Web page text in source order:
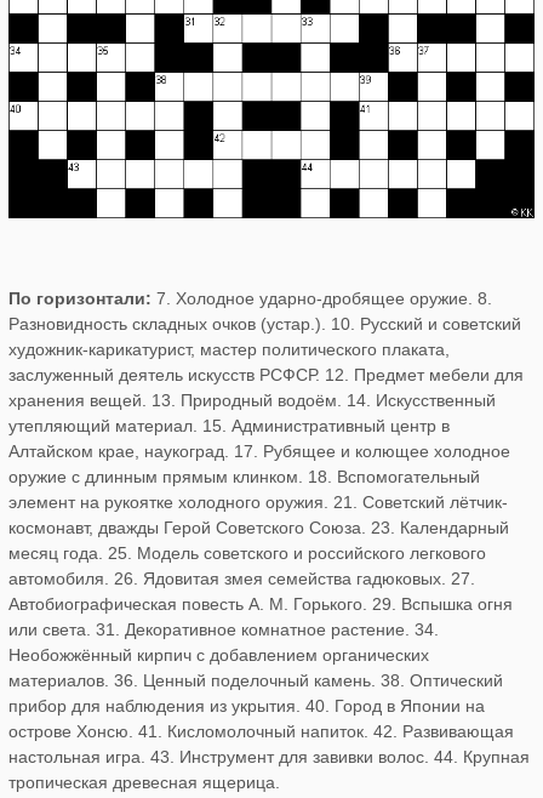
По горизонтали: 7. Холодное ударно-дробящее оружие. 8.
Разновидность складных очков (устар.). 10. Русский и советский
художник-карикатурист, мастер политического плаката,
заслуженный деятель искусств РСФСР. 12. Предмет мебели для
хранения вещей. 13. Природный водоём. 14. Искусственный
утепляющий материал. 15. Административный центр в
Алтайском крае, наукоград. 17. Рубящее и колющее холодное
оружие с длинным прямым клинком. 18. Вспомогательный
элемент на рукоятке холодного оружия. 21. Советский лётчик-
космонавт, дважды Герой Советского Союза. 23. Календарный
месяц года. 25. Модель советского и российского легкового
автомобиля. 26. Ядовитая змея семейства гадюковых. 27.
Автобиографическая повесть А. М. Горького. 29. Вспышка огня
или света. 31. Декоративное комнатное растение. 34.
Необожжённый кирпич с добавлением органических
материалов. 36. Ценный поделочный камень. 38. Оптический
прибор для наблюдения из укрытия. 40. Город в Японии на
острове Хонсю. 41. Кисломолочный напиток. 42. Развивающая
настольная игра. 43. Инструмент для завивки волос. 44. Крупная
тропическая древесная ящерица.